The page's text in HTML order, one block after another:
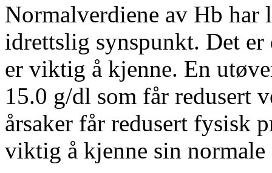
Normalverdiene av Hb har
idrettslig synspunkt. Det
er viktig å kjenne. En
15.0 g/dl som får redusert
årsaker får redusert fysisk
viktig å kjenne sin